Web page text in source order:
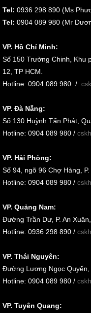
Tel: 0936 298 890 (Ms
Tel: 0904 089 980 (Mr
VP. Hồ Chí Minh:
Số 150 Trường Chinh, Khu
12, TP HCM.
Hotline: 0904 089 980 /
VP. Đà Nẵng:
Số 130 Huỳnh Tấn Phát,
Hotline: 0904 089 980 /
VP. Hải Phòng:
Số 94, ngõ 96 Chợ Hàng,
Hotline: 0904 089 980 /
VP. Quảng Nam:
Đường Trần Dư, P. An
Hotline: 0936 298 890 /
VP. Thái Nguyên:
Đường Lương Ngọc Quyến,
Hotline: 0904 089 980 /
VP. Tuyên Quang: